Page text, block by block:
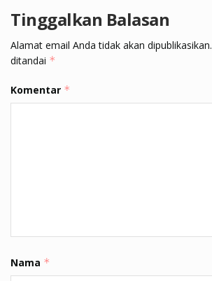
Tinggalkan Balasan
Alamat email Anda tidak akan dipublikasikan.
ditandai *
Komentar *
Nama *